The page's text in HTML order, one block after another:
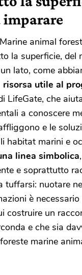
imparare
animal
la superficie, del
lato, come
risorsa utile al
LifeGate, che
a conoscere
e le
habitat marini e
linea simbolica
e soprattutto
tuffarsi: nuotare
è
costruire un
e che sia
marine